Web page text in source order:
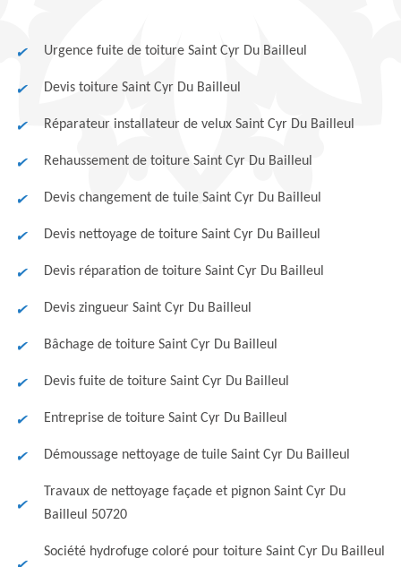
Urgence fuite de toiture Saint Cyr Du Bailleul
Devis toiture Saint Cyr Du Bailleul
Réparateur installateur de velux Saint Cyr Du Bailleul
Rehaussement de toiture Saint Cyr Du Bailleul
Devis changement de tuile Saint Cyr Du Bailleul
Devis nettoyage de toiture Saint Cyr Du Bailleul
Devis réparation de toiture Saint Cyr Du Bailleul
Devis zingueur Saint Cyr Du Bailleul
Bâchage de toiture Saint Cyr Du Bailleul
Devis fuite de toiture Saint Cyr Du Bailleul
Entreprise de toiture Saint Cyr Du Bailleul
Démoussage nettoyage de tuile Saint Cyr Du Bailleul
Travaux de nettoyage façade et pignon Saint Cyr Du
Bailleul 50720
Société hydrofuge coloré pour toiture Saint Cyr Du Bailleul